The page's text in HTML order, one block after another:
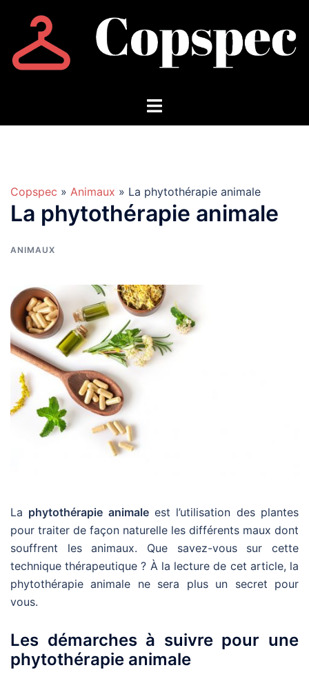
contenu
Copspec » Animaux » La phytothérapie animale
La phytothérapie animale
ANIMAUX
La phytothérapie animaleest l’utilisation des plantes
pour traiter de façon naturelle les différents maux dont
souffrent les animaux. Que savez-vous sur cette
technique thérapeutique ? À la lecture de cet article, la
phytothérapie animale ne sera plus un secret pour
vous.
Les démarches à suivre pour une
phytothérapie animale